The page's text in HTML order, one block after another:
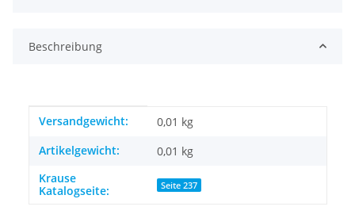
Beschreibung
Produkteigenschaft
Wert
Versandgewicht:
0,01 kg
Artikelgewicht:
0,01 kg
Krause
Katalogseite:
Seite 237